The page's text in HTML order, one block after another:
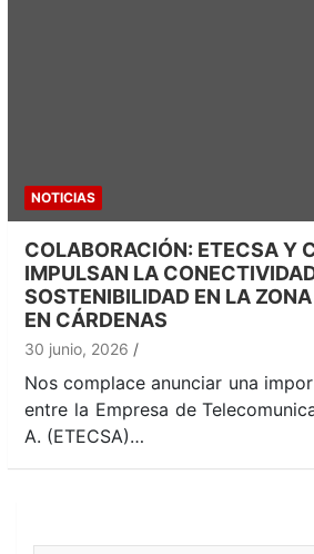
NOTICIAS
COLABORACIÓN: ETECSA Y
IMPULSAN LA
SOSTENIBILIDAD EN LA ZONA
EN CÁRDENAS
30 junio, 2026
Nos complace anunciar una
entre la Empresa de
A. (ETECSA)…